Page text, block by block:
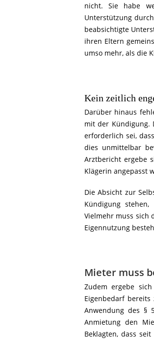
nicht. Sie habe
Unterstützung
beabsichtigte
ihren Eltern
umso mehr, als die
Kein zeitlich
Darüber hinaus
mit der Kündigung.
erforderlich sei,
dies unmittelbar
Arztbericht ergebe
Klägerin angepasst
Die Absicht zur
Kündigung
Vielmehr muss sich
Eigennutzung
Mieter muss
Zudem ergebe
Eigenbedarf
Anwendung des §
Anmietung den
Beklagten, dass